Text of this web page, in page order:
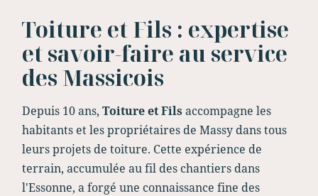
Toiture et Fils : expertise
et savoir-faire au service
des Massicois
Depuis 10 ans, Toiture et Fils accompagne les
habitants et les propriétaires de Massy dans tous
leurs projets de toiture. Cette expérience de
terrain, accumulée au fil des chantiers dans
l'Essonne, a forgé une connaissance fine des